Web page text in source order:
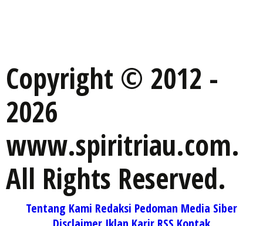
Copyright © 2012 -
2026
www.spiritriau.com.
All Rights Reserved.
Tentang Kami Redaksi Pedoman Media Siber